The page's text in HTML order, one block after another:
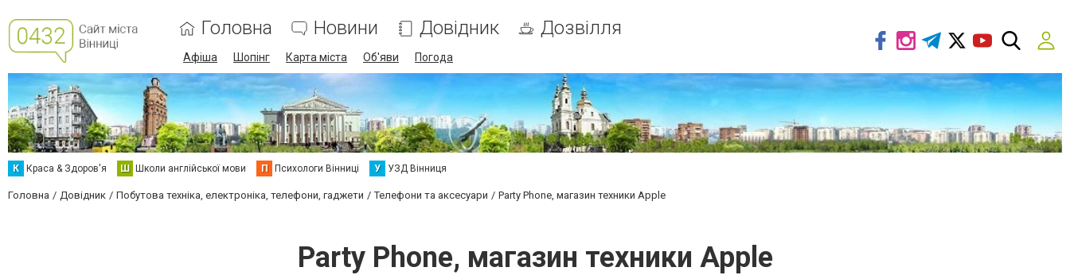
Головна Новини Довідник Дозвілля
Афіша Шопінг Карта міста Об'яви Погода
К Краса & Здоров'я Ш Школи англійської мови П Психологи Вінниці У УЗД Вінниця
Головна Довідник Побутова техніка, електроніка, телефони, гаджети Телефони та аксесуари Party Phone, магазин техники Apple
Party Phone, магазин техники Apple